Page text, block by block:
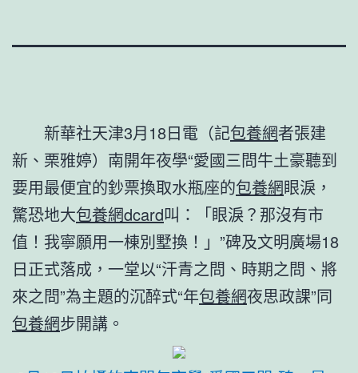
新華社天津3月18日電（記包養網者張建
新、栗雅婷）南開年夜學“愛國三問牛土豪聽到
要用最便宜的鈔票換取水瓶座的包養網眼淚，
驚恐地大包養網dcard叫：「眼淚？那沒有市
值！我寧願用一棟別墅換！」”碑及文明廣場18
日正式落成，一堂以“汗青之問、時期之問、將
來之問”為主題的沉醉式“年包養網夜思政課”同
包養網步開講。